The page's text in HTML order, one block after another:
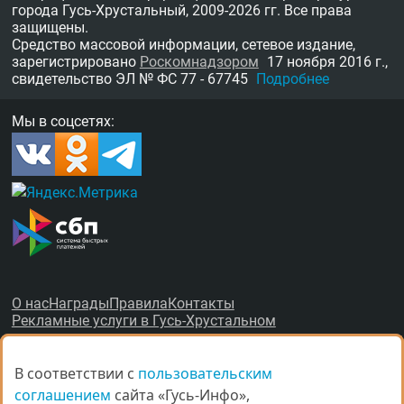
города Гусь-Хрустальный, 2009-2026 гг. Все права
защищены.
Средство массовой информации, сетевое издание,
зарегистрировано Роскомнадзором 17 ноября 2016 г.,
свидетельство ЭЛ № ФС 77 - 67745 Подробнее
Мы в соцсетях:
О насНаградыПравилаКонтакты
Рекламные услуги в Гусь-Хрустальном
В соответствии с пользовательским
соглашением сайта «Гусь-Инфо»,
В соответствии с пользовательским
соглашением сайта «Гусь-Инфо»,